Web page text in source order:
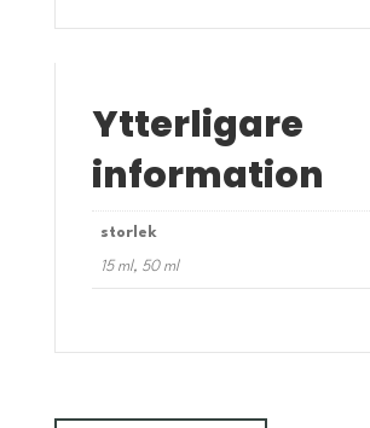
Ytterligare
information
storlek
15 ml, 50 ml